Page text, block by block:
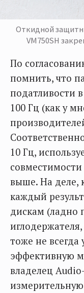
Откидной
VM750SH
По
помнить, что
податливости
100 Гц (как у
10 Гц,
выше. На деле,
каждый
дискам (ладно
тоже не всегда
эффективную
владелец